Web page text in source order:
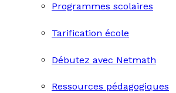
Programmes scolaires
Tarification école
Débutez avec Netmath
Ressources pédagogiques